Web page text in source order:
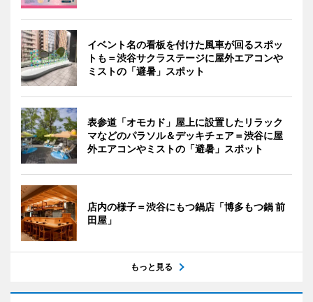
イベント名の看板を付けた風車が回るスポッ
トも＝渋谷サクラステージに屋外エアコンや
ミストの「避暑」スポット
表参道「オモカド」屋上に設置したリラック
マなどのパラソル＆デッキチェア＝渋谷に屋
外エアコンやミストの「避暑」スポット
店内の様子＝渋谷にもつ鍋店「博多もつ鍋 前
田屋」
もっと見る